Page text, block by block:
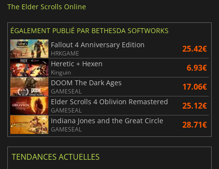
The Elder Scrolls Online
ÉGALEMENT PUBLIÉ PAR BETHESDA SOFTWORKS
Fallout 4 Anniversary Edition
HRKGAME 25.42€
Heretic + Hexen
Kinguin 6.93€
DOOM The Dark Ages
GAMESEAL 17.06€
Elder Scrolls 4 Oblivion Remastered
GAMESEAL 25.12€
Indiana Jones and the Great Circle
GAMESEAL 28.71€
TENDANCES ACTUELLES